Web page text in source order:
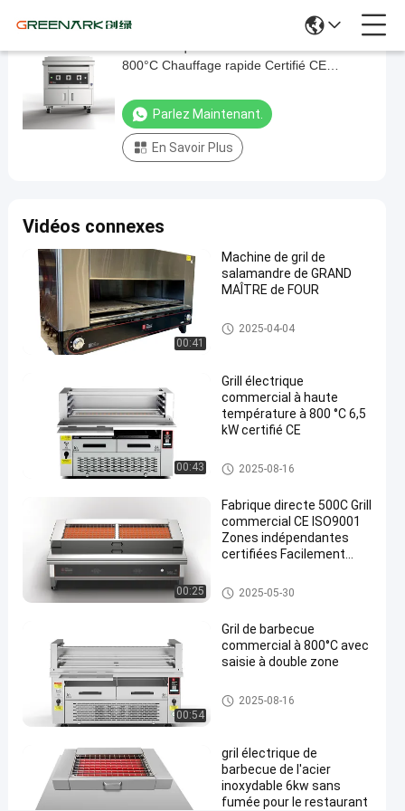
Gril
électrique
de
barbecue
rapide
Certifié
CE
ISO9001
Grils
2025-
de vue
gril
commercial
de cuisine
commercial
de
barbecue
#
commercial
de
barbecue
800°C Chauffage rapide Certifié CE
Parlez Maintenant.
En Savoir Plus
Vidéos connexes
00:41
Machine de gril de
salamandre de GRAND
MAÎTRE de FOUR
Grils commerciaux de barbecu
e
2025-04-04
00:43
Grill électrique
commercial à haute
température à 800 °C 6,5
kW certifié CE
Grils commerciaux de barbecu
e
2025-08-16
00:25
Fabrique directe 500C Grill
commercial CE ISO9001
Zones indépendantes
certifiées Facilement
Grils commerciaux de barbecu
e
2025-05-30
00:54
Gril de barbecue
commercial à 800°C avec
saisie à double zone
Grils commerciaux de barbecu
e
2025-08-16
gril électrique de
barbecue de l'acier
inoxydable 6kw sans
fumée pour le restaurant